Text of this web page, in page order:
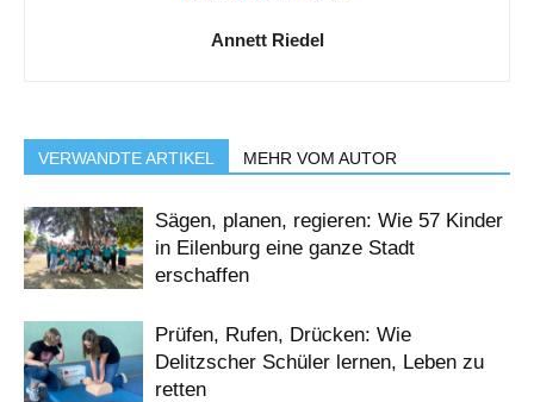
Annett Riedel
VERWANDTE ARTIKEL MEHR VOM AUTOR
Sägen, planen, regieren: Wie 57 Kinder
in Eilenburg eine ganze Stadt
erschaffen
Prüfen, Rufen, Drücken: Wie
Delitzscher Schüler lernen, Leben zu
retten